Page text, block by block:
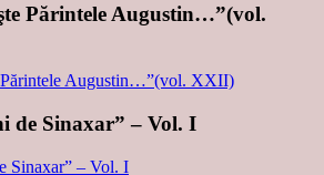
Părintele Augustin…”(vol.
de Sinaxar” – Vol. I